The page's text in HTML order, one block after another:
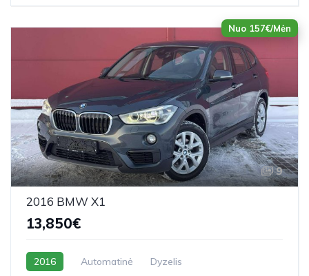
Nuo 157€/Mėn
9
2016 BMW X1
13,850€
2016 Automatinė Dyzelis